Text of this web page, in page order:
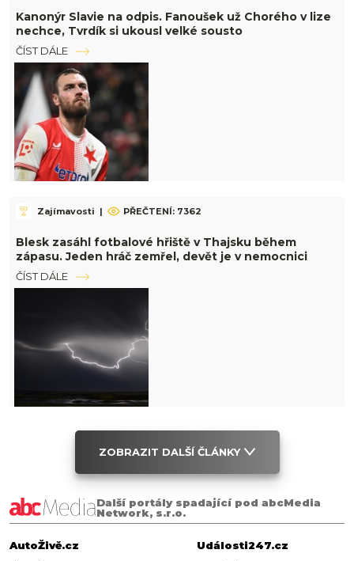
Kanonýr Slavie na odpis. Fanoušek už Chorého v lize
nechce, Tvrdík si ukousl velké sousto
ČÍST DÁLE
Zajímavosti | PŘEČTENÍ: 7362
Blesk zasáhl fotbalové hřiště v Thajsku během
zápasu. Jeden hráč zemřel, devět je v nemocnici
ČÍST DÁLE
ZOBRAZIT DALŠÍ ČLÁNKY
Další portály spadající pod abcMedia
Network, s.r.o.
AutoŽivě.cz
Události247.cz